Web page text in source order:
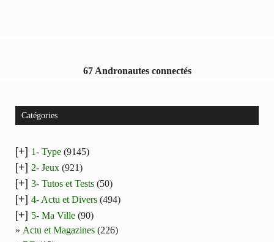
67 Andronautes connectés
Catégories
[+] 1- Type (9145)
[+] 2- Jeux (921)
[+] 3- Tutos et Tests (50)
[+] 4- Actu et Divers (494)
[+] 5- Ma Ville (90)
Actu et Magazines (226)